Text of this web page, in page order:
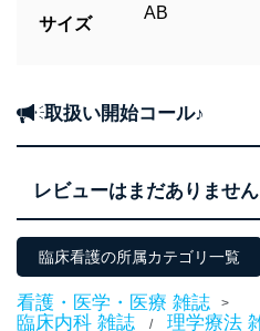
サイズ
AB
取扱い開始コール♪
レビューはまだありません
臨床看護の所属カテゴリ一覧
看護・医学・医療 雑誌 >
臨床内科 雑誌 / 理学療法